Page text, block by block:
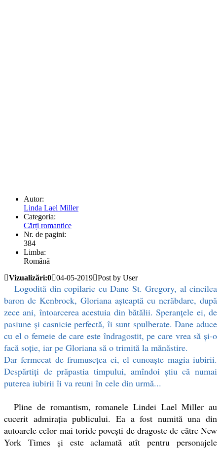
Autor:
Linda Lael Miller
Categoria:
Cărți romantice
Nr. de pagini:
384
Limba:
Română
Vizualizări:0 04-05-2019 Post by User
Logodită din copilarie cu Dane St. Gregory, al cincilea
baron de Kenbrock, Gloriana așteaptă cu nerăbdare, după
zece ani, întoarcerea acestuia din bătălii. Speranțele ei, de
pasiune și casnicie perfectă, îi sunt spulberate. Dane aduce
cu el o femeie de care este îndragostit, pe care vrea să și-o
facă soție, iar pe Gloriana să o trimită la mănăstire.
Dar fermecat de frumusețea ei, el cunoaște magia iubirii.
Despărtiți de prăpastia timpului, amîndoi știu că numai
puterea iubirii îi va reuni în cele din urmă...
Pline de romantism, romanele Lindei Lael Miller au
cucerit admirația publicului. Ea a fost numită una din
autoarele celor mai toride povești de dragoste de către New
York Times și este aclamată atît pentru personajele